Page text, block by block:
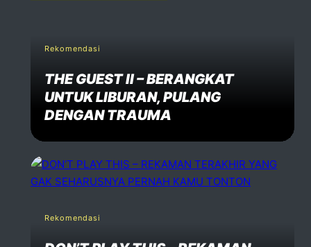
Rekomendasi
THE GUEST II – BERANGKAT
UNTUK LIBURAN, PULANG
DENGAN TRAUMA
Rekomendasi